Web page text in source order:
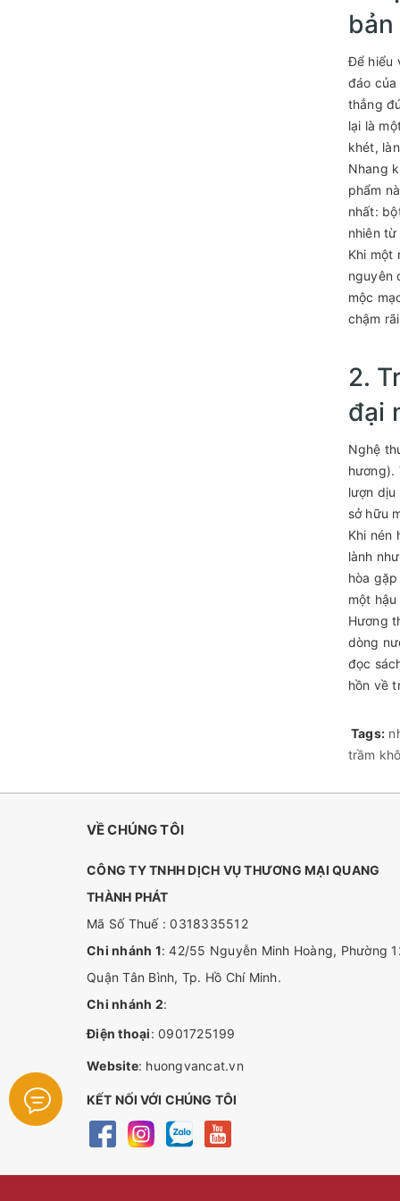
bản
Để hiểu
đáo
thẳng
lại là
khét,
Nhang
phẩm
nhất:
nhiên
Khi một
nguyên
mộc
chậm
2.
đại
Nghệ
hương).
lượn
sở hữu
Khi nén
lành
hòa
một
Hương
dòng
đọc
hồn về
Tags:
trầm
VỀ CHÚNG TÔI
CÔNG TY TNHH DỊCH VỤ THƯƠNG MẠI QUANG
THÀNH PHÁT
Mã Số Thuế : 0318335512
Chi nhánh 1: 42/55 Nguyễn Minh Hoàng, Phường
Quận Tân Bình, Tp. Hồ Chí Minh.
Chi nhánh 2:
Điện thoại: 0901725199
Website: huongvancat.vn
KẾT NỐI VỚI CHÚNG TÔI